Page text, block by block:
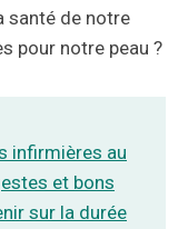
santé de notre
pour notre peau ?
infirmières au
et bons
sur la durée